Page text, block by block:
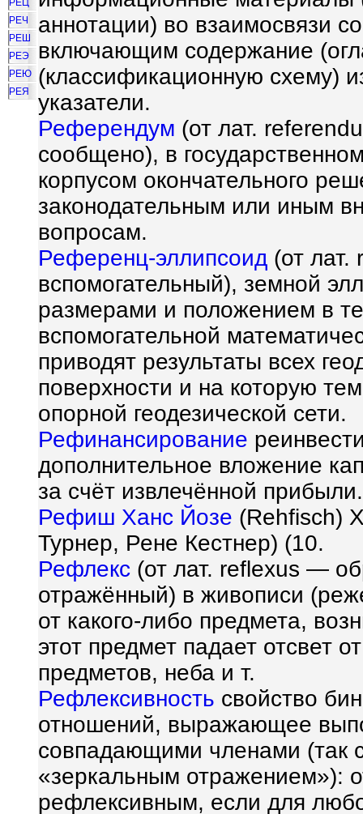
РЕЦ
РЕЧ
РЕШ
РЕЭ
РЕЮ
РЕЯ
аннотации) во взаимосвязи
включающим содержание
(классификационную схему)
указатели.
Референдум (от лат.
сообщено), в
корпусом окончательного
законодательным или иным
вопросам.
Референц-эллипсоид (от
вспомогательный), земной
размерами и положением в
вспомогательной
приводят результаты всех
поверхности и на которую
опорной геодезической сети.
Рефинансирование
дополнительное вложение
за счёт извлечённой прибыли.
Рефиш Ханс Йозе (Rehfisch)
Турнер, Рене Кестнер) (10.
Рефлекс (от лат. reflexus —
отражённый) в живописи
от какого-либо предмета,
этот предмет падает отсвет
предметов, неба и т.
Рефлексивность свойство
отношений, выражающее
совпадающими членами (так
«зеркальным отражением»):
рефлексивным, если для